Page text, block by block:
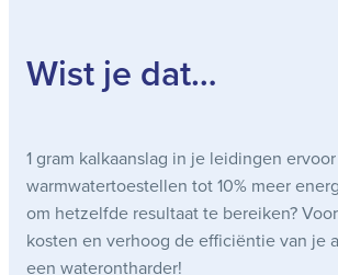
Wist je dat…
1 gram kalkaanslag in je leidingen
warmwatertoestellen tot 10% meer
om hetzelfde resultaat te bereiken?
kosten en verhoog de efficiëntie van je
een waterontharder!